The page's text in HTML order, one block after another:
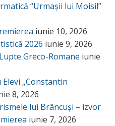
“Urmașii lui Moisil”
iunie 10, 2026
2026 iunie 9, 2026
Greco-Romane iunie
„Constantin
8, 2026
lui Brâncuși – izvor
iunie 7, 2026